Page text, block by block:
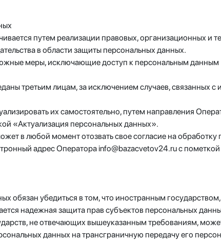
путем реализации правовых, организационных и
в области защиты персональных данных.
меры, исключающие доступ к персональным данным
третьим лицам, за исключением случаев, связанных с
их самостоятельно, путем направления
«Актуализация персональных данных».
в любой момент отозвать свое согласие на обработку
адрес Оператора info@bazacvetov24.ru с
обязан убедиться в том, что иностранным
надежная защита прав субъектов персональных
не отвечающих вышеуказанным требованиям,
данных на трансграничную передачу его